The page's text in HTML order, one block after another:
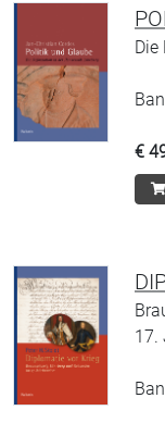
Die
€
17.